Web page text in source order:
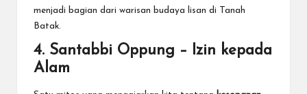
menjadi bagian dari warisan budaya lisan di Tanah
Batak.
4. Santabbi Oppung – Izin kepada
Alam